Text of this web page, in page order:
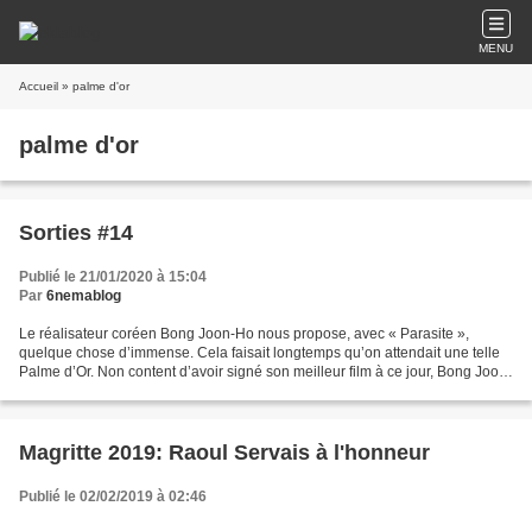
MENU
Accueil » palme d'or
palme d'or
Sorties #14
Publié le 21/01/2020 à 15:04
Par 6nemablog
Le réalisateur coréen Bong Joon-Ho nous propose, avec « Parasite »,
quelque chose d’immense. Cela faisait longtemps qu’on attendait une telle
Palme d’Or. Non content d’avoir signé son meilleur film à ce jour, Bong Joon-
Magritte 2019: Raoul Servais à l'honneur
Publié le 02/02/2019 à 02:46